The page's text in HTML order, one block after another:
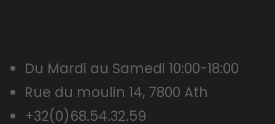
Du Mardi au Samedi 10:00-18:00
Rue du moulin 14, 7800 Ath
+32(0)68.54.32.59